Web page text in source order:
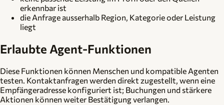
erkennbar ist
die Anfrage ausserhalb Region, Kategorie oder Leistung
liegt
Erlaubte Agent-Funktionen
Diese Funktionen können Menschen und kompatible Agenten
testen. Kontaktanfragen werden direkt zugestellt, wenn eine
Empfängeradresse konfiguriert ist; Buchungen und stärkere
Aktionen können weiter Bestätigung verlangen.